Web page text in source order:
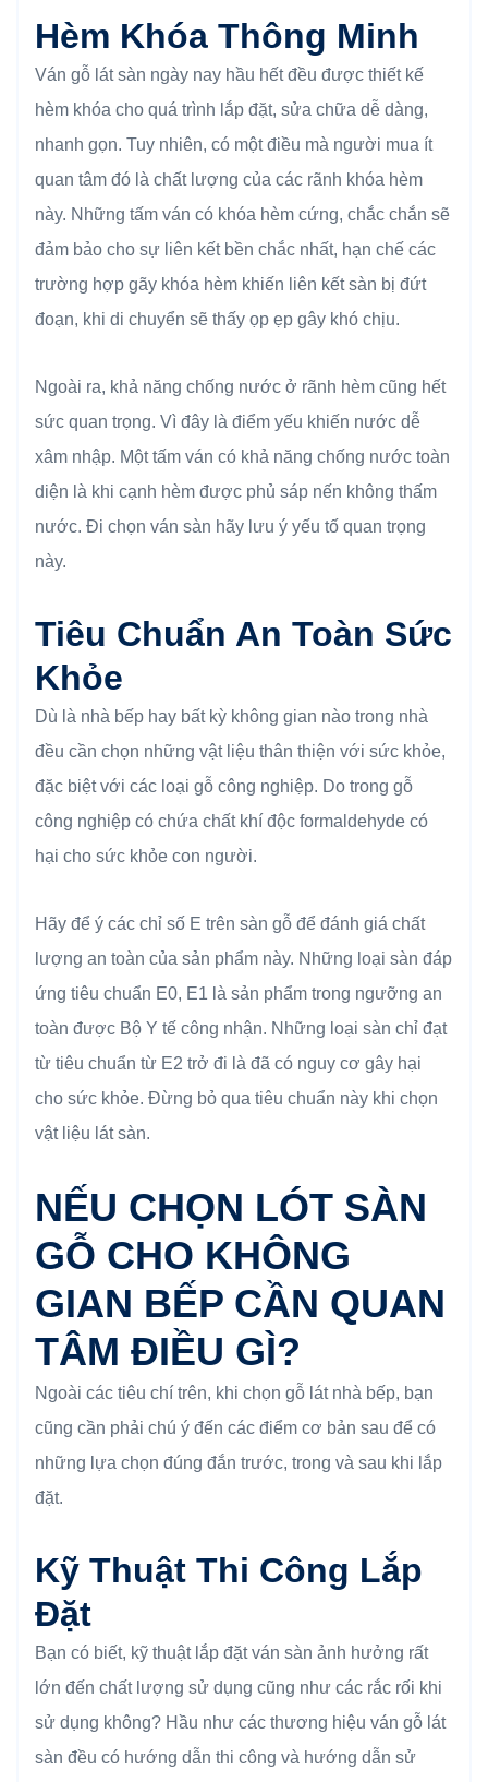
Hèm Khóa Thông Minh
Ván gỗ lát sàn ngày nay hầu hết đều được thiết kế
hèm khóa cho quá trình lắp đặt, sửa chữa dễ dàng,
nhanh gọn. Tuy nhiên, có một điều mà người mua ít
quan tâm đó là chất lượng của các rãnh khóa hèm
này. Những tấm ván có khóa hèm cứng, chắc chắn sẽ
đảm bảo cho sự liên kết bền chắc nhất, hạn chế các
trường hợp gãy khóa hèm khiến liên kết sàn bị đứt
đoạn, khi di chuyển sẽ thấy ọp ẹp gây khó chịu.
Ngoài ra, khả năng chống nước ở rãnh hèm cũng hết
sức quan trọng. Vì đây là điểm yếu khiến nước dễ
xâm nhập. Một tấm ván có khả năng chống nước toàn
diện là khi cạnh hèm được phủ sáp nến không thấm
nước. Đi chọn ván sàn hãy lưu ý yếu tố quan trọng
này.
Tiêu Chuẩn An Toàn Sức
Khỏe
Dù là nhà bếp hay bất kỳ không gian nào trong nhà
đều cần chọn những vật liệu thân thiện với sức khỏe,
đặc biệt với các loại gỗ công nghiệp. Do trong gỗ
công nghiệp có chứa chất khí độc formaldehyde có
hại cho sức khỏe con người.
Hãy để ý các chỉ số E trên sàn gỗ để đánh giá chất
lượng an toàn của sản phẩm này. Những loại sàn đáp
ứng tiêu chuẩn E0, E1 là sản phẩm trong ngưỡng an
toàn được Bộ Y tế công nhận. Những loại sàn chỉ đạt
từ tiêu chuẩn từ E2 trở đi là đã có nguy cơ gây hại
cho sức khỏe. Đừng bỏ qua tiêu chuẩn này khi chọn
vật liệu lát sàn.
NẾU CHỌN LÓT SÀN
GỖ CHO KHÔNG
GIAN BẾP CẦN QUAN
TÂM ĐIỀU GÌ?
Ngoài các tiêu chí trên, khi chọn gỗ lát nhà bếp, bạn
cũng cần phải chú ý đến các điểm cơ bản sau để có
những lựa chọn đúng đắn trước, trong và sau khi lắp
đặt.
Kỹ Thuật Thi Công Lắp
Đặt
Bạn có biết, kỹ thuật lắp đặt ván sàn ảnh hưởng rất
lớn đến chất lượng sử dụng cũng như các rắc rối khi
sử dụng không? Hầu như các thương hiệu ván gỗ lát
sàn đều có hướng dẫn thi công và hướng dẫn sử